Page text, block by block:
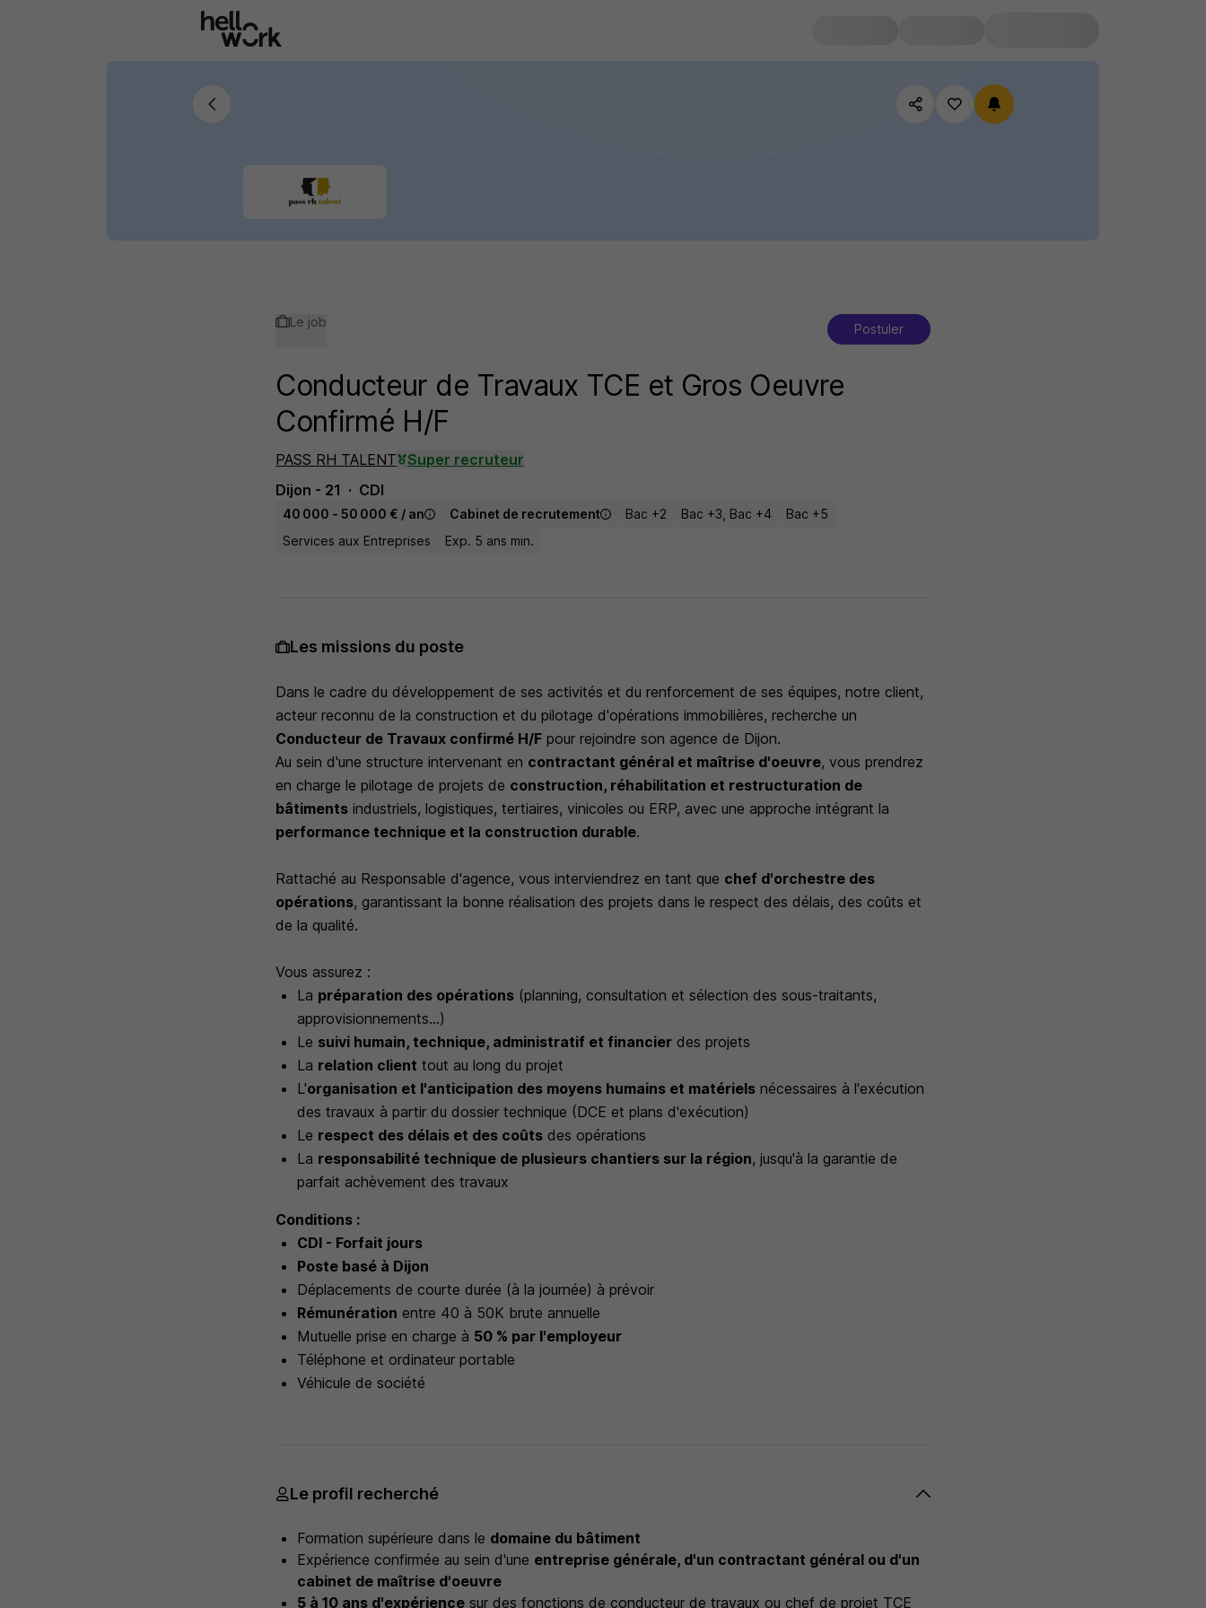
Le job Postuler
Conducteur de Travaux TCE et Gros Oeuvre
Confirmé H/F
PASS RH TALENT
Super recruteur
Dijon - 21
CDI
40 000 - 50 000 € / an Cabinet de recrutement Bac +2 Bac +3, Bac +4
Bac +5
Services aux Entreprises
Exp. 5 ans min.
Les missions du poste
Dans le cadre du développement de ses activités et du renforcement de ses équipes, notre client,
acteur reconnu de la construction et du pilotage d'opérations immobilières, recherche un
Conducteur de Travaux confirmé H/F pour rejoindre son agence de Dijon.
Au sein d'une structure intervenant en contractant général et maîtrise d'oeuvre, vous prendrez
en charge le pilotage de projets de construction, réhabilitation et restructuration de
bâtiments industriels, logistiques, tertiaires, vinicoles ou ERP, avec une approche intégrant la
performance technique et la construction durable.
Rattaché au Responsable d'agence, vous interviendrez en tant que chef d'orchestre des
opérations, garantissant la bonne réalisation des projets dans le respect des délais, des coûts et
de la qualité.
Vous assurez :
La préparation des opérations (planning, consultation et sélection des sous-traitants,
approvisionnements...)
Le suivi humain, technique, administratif et financier des projets
La relation client tout au long du projet
L'organisation et l'anticipation des moyens humains et matériels nécessaires à l'exécution
des travaux à partir du dossier technique (DCE et plans d'exécution)
Le respect des délais et des coûts des opérations
La responsabilité technique de plusieurs chantiers sur la région, jusqu'à la garantie de
parfait achèvement des travaux
Conditions :
CDI - Forfait jours
Poste basé à Dijon
Déplacements de courte durée (à la journée) à prévoir
Rémunération entre 40 à 50K brute annuelle
Mutuelle prise en charge à 50 % par l'employeur
Téléphone et ordinateur portable
Véhicule de société
Le profil recherché
Formation supérieure dans le domaine du bâtiment
Expérience confirmée au sein d'une entreprise générale, d'un contractant général ou d'un
cabinet de maîtrise d'oeuvre
5 à 10 ans d'expérience sur des fonctions de conducteur de travaux ou chef de projet TCE